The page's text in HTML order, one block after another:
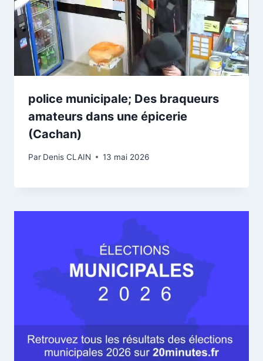
police municipale; Des braqueurs
amateurs dans une épicerie
(Cachan)
Par Denis CLAIN 13 mai 2026